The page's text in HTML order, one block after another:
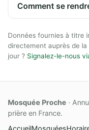
Données fournies à titre
directement auprès de
jour ? Signalez-le-nous
Mosquée Proche ·
prière en France.
AccueilMosquées